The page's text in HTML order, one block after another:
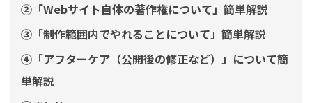
②「Webサイト自体の著作権について」簡単解説
③「制作範囲内でやれることについて」簡単解説
④「アフターケア（公開後の修正など）」について簡
単解説